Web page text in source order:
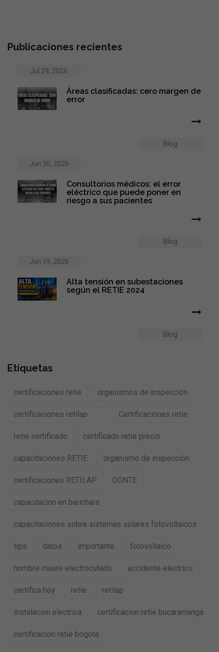
Publicaciones recientes
Jul 29, 2026
Blog
Áreas clasificadas: cero margen de
error
Jun 30, 2026
Blog
Consultorios médicos: el error
eléctrico que puede poner en
riesgo a sus pacientes
Jun 19, 2026
Blog
Alta tensión en subestaciones
según el RETIE 2024
Etíquetas
certificaciones retie organismos de inspección
certificaciones retilap Certificaciones retie
retie certificado certificado retie precio
capacitaciones RETIE organismo de inspección
certificaciones RETILAP CONTE
capacitacion en barichara
capacitaciones sobre sistemas solares fotovoltaicos
tips datos importante fotovoltaico
hombre muere electrocutado accidente electrico
certifica hoy retie retilap
instalacion electrica certificacion retie bucaramanga
certificacion retie bogota